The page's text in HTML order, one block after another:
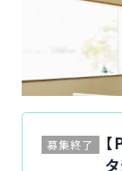
職種から案
募集終了